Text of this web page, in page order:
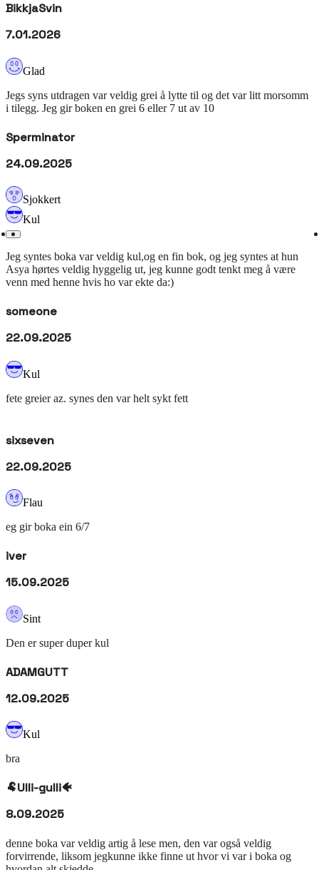
BikkjaSvin
7.01.2026
Glad
Jegs syns utdragen var veldig grei å lytte til og det var litt morsomm
i tilegg. Jeg gir boken en grei 6 eller 7 ut av 10
Sperminator
24.09.2025
Sjokkert
Kul
Jeg syntes boka var veldig kul,og en fin bok, og jeg syntes at hun
Asya hørtes veldig hyggelig ut, jeg kunne godt tenkt meg å være
venn med henne hvis ho var ekte da:)
someone
22.09.2025
Kul
fete greier az. synes den var helt sykt fett
sixseven
22.09.2025
Flau
eg gir boka ein 6/7
iver
15.09.2025
Sint
Den er super duper kul
ADAMGUTT
12.09.2025
Kul
bra
🐏Ulli-gulli🐠
8.09.2025
denne boka var veldig artig å lese men, den var også veldig
forvirrende, liksom jegkunne ikke finne ut hvor vi var i boka og